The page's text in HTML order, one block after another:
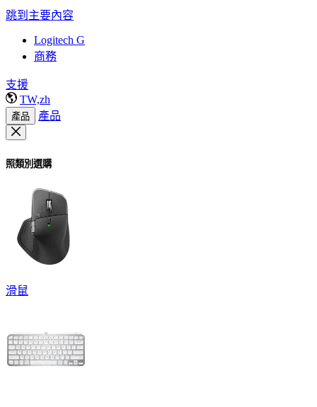
跳到主要內容
Logitech G
商務
支援
TW,zh
產品 產品
照類別選購
滑鼠